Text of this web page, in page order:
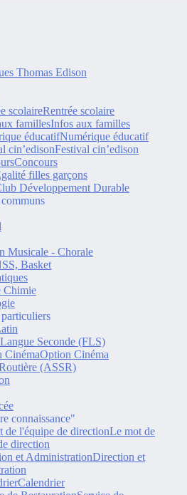
Thomas Edison
Rentrée scolaire
Infos aux familles
Numérique éducatif
Festival cin’edison
Concours
filles garçons
Développement Durable
Musicale - Chorale
Basket
Chimie
Seconde (FLS)
Option Cinéma
(ASSR)
connaissance"
Le mot de
direction
Direction et
Calendrier